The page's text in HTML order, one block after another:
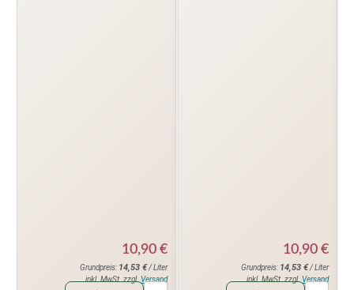
10,90 €
Grundpreis: 14,53 €/ Liter
inkl. MwSt. zzgl. Versand
10,90 €
Grundpreis: 14,53 €/ Liter
inkl. MwSt. zzgl. Versand